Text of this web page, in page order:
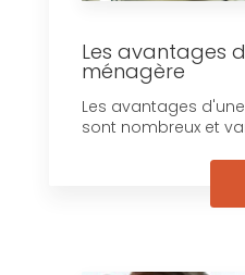
Les avantages
ménagère
Les avantages
sont nombreux et